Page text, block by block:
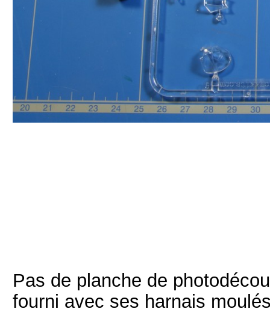
Pas de planche de
fourni avec ses harnais